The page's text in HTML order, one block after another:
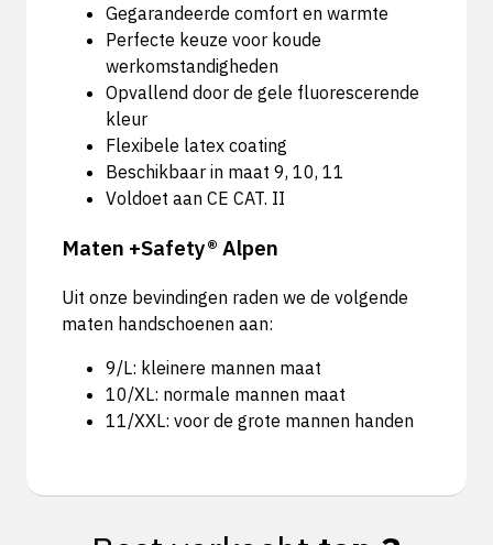
Gegarandeerde comfort en warmte
Perfecte keuze voor koude
werkomstandigheden
Opvallend door de gele fluorescerende
kleur
Flexibele latex coating
Beschikbaar in maat 9, 10, 11
Voldoet aan CE CAT. II
Maten +Safety® Alpen
Uit onze bevindingen raden we de volgende
maten handschoenen aan:
9/L: kleinere mannen maat
10/XL: normale mannen maat
11/XXL: voor de grote mannen handen